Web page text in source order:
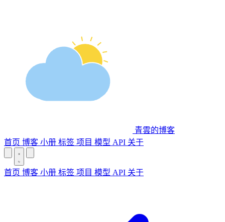
青雲的博客
首页 博客 小册 标签 项目 模型 API 关于
首页 博客 小册 标签 项目 模型 API 关于